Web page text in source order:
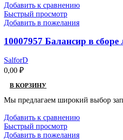
Добавить к сравнению
Быстрый просмотр
Добавить в пожелания
10007957 Балансир в
SalforD
0,00 ₽
В КОРЗИНУ
Мы предлагаем широкий выбор
Добавить к сравнению
Быстрый просмотр
Добавить в пожелания